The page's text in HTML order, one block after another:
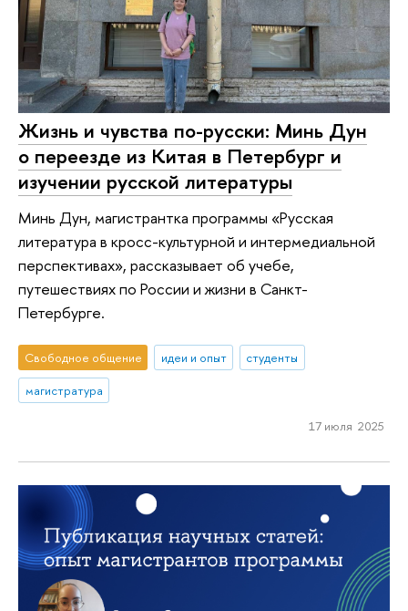
Жизнь и чувства по-русски: Минь Дун
о переезде из Китая в Петербург и
изучении русской литературы
Минь Дун, магистрантка программы «Русская
литература в кросс-культурной и интермедиальной
перспективах», рассказывает об учебе,
путешествиях по России и жизни в Санкт-
Петербурге.
Свободное общение идеи и опыт
студенты
магистратура
17 июля 2025